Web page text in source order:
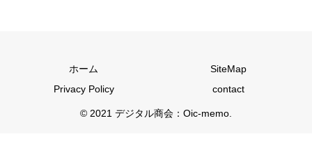
ホーム
SiteMap
Privacy Policy
contact
© 2021 デジタル商会：Oic-memo.